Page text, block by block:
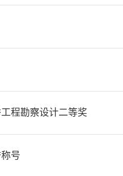
程勘察设计二等奖
号